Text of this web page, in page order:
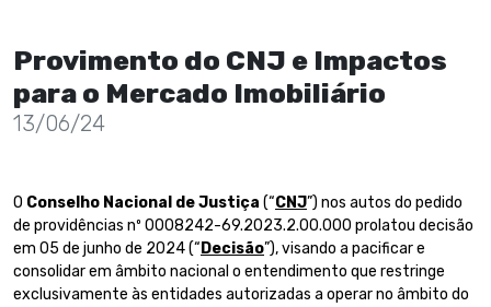
Provimento do CNJ e Impactos
para o Mercado Imobiliário
13/06/24
O Conselho Nacional de Justiça (“CNJ”) nos autos do pedido
de providências nº 0008242-69.2023.2.00.000 prolatou decisão
em 05 de junho de 2024 (“ Decisão”), visando a pacificar e
consolidar em âmbito nacional o entendimento que restringe
exclusivamente às entidades autorizadas a operar no âmbito do